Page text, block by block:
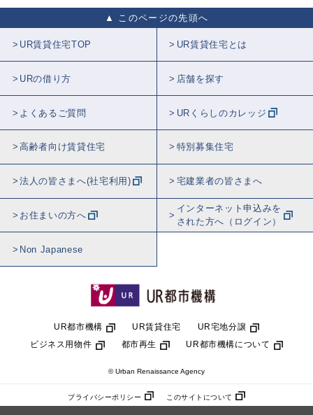
このページの先頭へ
UR賃貸住宅TOP UR賃貸住宅とは
URの借り方 店舗を探す
よくあるご質問 URくらしのカレッジ
高齢者向け賃貸住宅 特別募集住宅
法人の皆さまへ(社宅利用) 宅建業者の皆さまへ
お住まいの方へ
インターネット申込みを
された方へ（ログイン）
Non Japanese
UR都市機構 UR賃貸住宅
UR宅地分譲
ビジネス用物件
都市再生 UR都市機構について
© Urban Renaissance Agency
プライバシーポリシー このサイトについて